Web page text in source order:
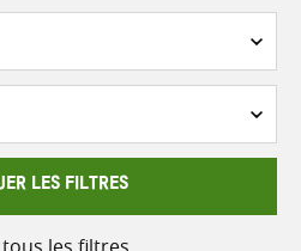
LES FILTRES
les filtres